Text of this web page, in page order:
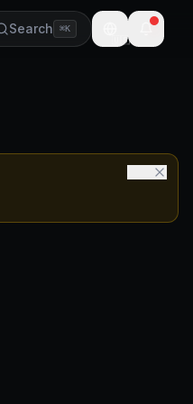
Search ⌘K
🇺🇸